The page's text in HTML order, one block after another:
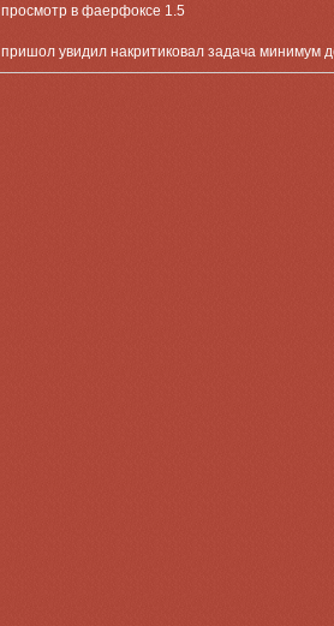
просмотр в фаерфоксе 1.5
пришол увидил накритиковал задача минимум